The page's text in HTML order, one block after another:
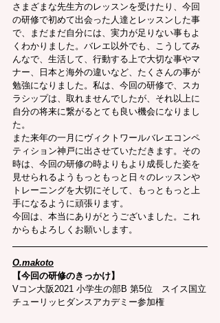
さまざまな先生方のレッスンを受けたり、今回
の研修で初めて出会った人達とレッスンした事
で、まだまだ自分には、実力が足りない事もよ
くわかりました。バレエ以外でも、こうしてみ
んなで、生活して、行動する上で大切な事やマ
ナー、日本と海外の違いなど、たくさんの事が
勉強になりました。私は、今回の研修で、スカ
ラシップは、取れませんでしたが、それ以上に
自分の将来に繋がるとても良い機会になりまし
た。
また来年の一月にヴィクトワールバレエコンペ
ティション神戸に出させていただきます。その
時は、今回の研修の時よりもより成長した姿を
見せられるようもっともっと日々のレッスンや
トレーニングを大切にそして、もっともっと上
手になるように頑張ります。
今回は、本当にありがとうございました。これ
からもよろしくお願いします。
O.makoto
【今回の研修のきっかけ】
Vコン大阪2021 小学生の部B 第5位　スイス国立
チューリッヒダンスアカデミー参加権